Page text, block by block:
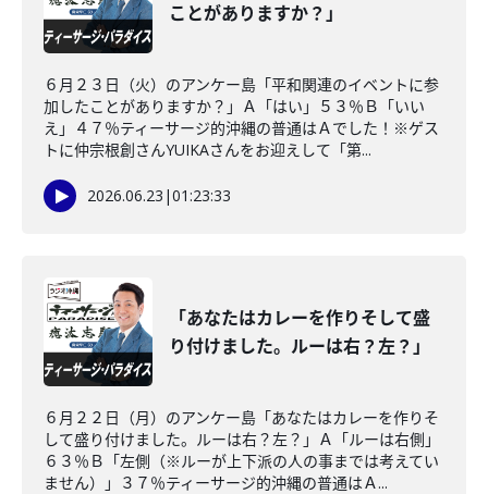
ことがありますか？」
６月２３日（火）のアンケー島「平和関連のイベントに参
加したことがありますか？」Ａ「はい」５３％Ｂ「いい
え」４７％ティーサージ的沖縄の普通はＡでした！※ゲス
トに仲宗根創さんYUIKAさんをお迎えして「第...
2026.06.23 |01:23:33
「あなたはカレーを作りそして盛
り付けました。ルーは右？左？」
６月２２日（月）のアンケー島「あなたはカレーを作りそ
して盛り付けました。ルーは右？左？」Ａ「ルーは右側」
６３％Ｂ「左側（※ルーが上下派の人の事までは考えてい
ません）」３７％ティーサージ的沖縄の普通はＡ...